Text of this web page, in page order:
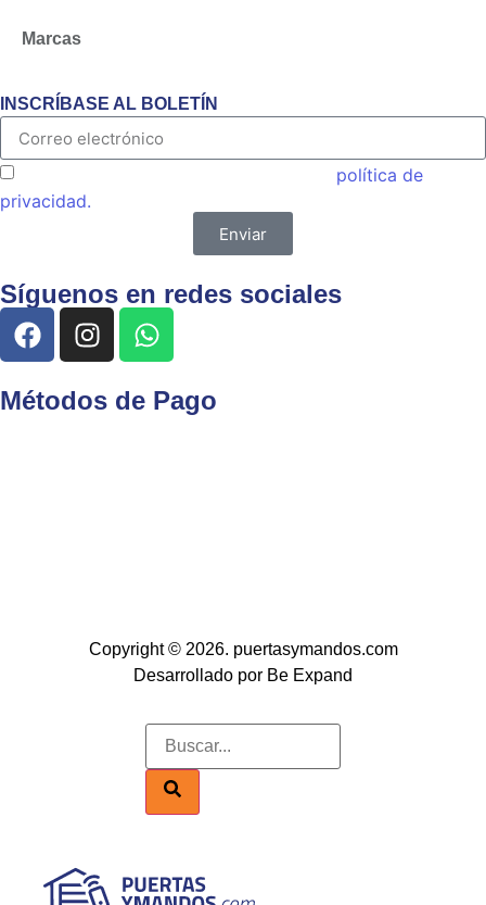
Marcas
INSCRÍBASE AL BOLETÍN
política de
privacidad.
Enviar
Síguenos en redes sociales
Métodos de Pago
Copyright © 2026. puertasymandos.com
Desarrollado por Be Expand